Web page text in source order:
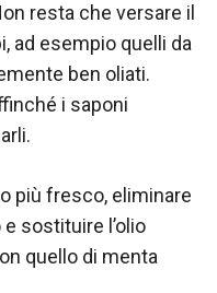
resta che versare il
ad esempio quelli da
ben oliati.
i saponi
più fresco, eliminare
e sostituire l’olio
quello di menta